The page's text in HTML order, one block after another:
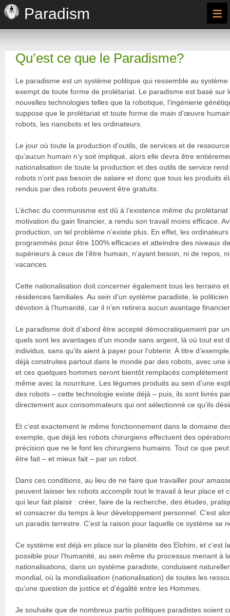
Paradism ≡
Qu’est ce que le Paradisme?
Le paradisme est un système politique qui ressemble au
exempt de toute forme de prolétariat. Le paradisme est basé sur
nouvelles technologies telles que la robotique, l’ingénierie
suppose que le prolétariat et toute forme de main d’œuvre
robots, les nanobots et les ordinateurs.
Le jour où toute la production d’outils, de services et de
qu’aucun humain n’y soit impliqué, alors elle devra être
nationalisation de toute la production et des outils de service
robots n’ont pas besoin de salaire et donc que tous les produits
rendus par des robots peuvent être gratuits.
L’échec du communisme est dû à l’existence même du
motivation du gain financier, a rendu son travail moins efficace.
production, un tel problème n’existe plus. En effet, les
programmés pour être 100% efficaces et atteindre des niveaux
supérieurs à ceux de l’être humain, n’ayant besoin, ni de repos,
vacances.
Cette nationalisation doit concerner également tous les terrains
résidences familiales. Au sein d’un système paradiste, le
dévotion à l’humanité, car il n’en retirera aucun avantage
Le paradisme doit d’abord être accepté démocratiquement par
quels sont les avantages d’un monde sans argent, là où tout est
individus, sans qu’ils aient à payer pour l’obtenir. À titre
déjà construites partout dans le monde par des robots, avec une
et ces quelques hommes seront bientôt remplacés
même avec la nourriture. Les légumes produits au sein d’une
des robots – cette technologie existe déjà – puis, ils sont livrés
directement aux consommateurs qui ont sélectionné ce qu’ils
Et c’est exactement le même fonctionnement dans le domaine
exemple, que déjà les robots chirurgiens effectuent des
précision que ne le font les chirurgiens humains. Tout ce que
être fait – et mieux fait – par un robot.
Dans ces conditions, au lieu de ne faire que travailler pour
peuvent laisser les robots accomplir tout le travail à leur place et
qui leur fait plaisir : créer, faire de la recherche, des études,
et consacrer du temps à leur développement personnel. C’est
un paradis terrestre. C’est la raison pour laquelle ce système se
Ce système est déjà en place sur la planète des Elohim, et c’est
possible pour l’humanité, au sein même du processus menant à
nationalisations, dans un système paradiste, conduisent
mondial, où la mondialisation (nationalisation) de toutes les
qu’une question de justice et d’égalité entre les Hommes.
Je souhaite que de nombreux partis politiques paradistes soient